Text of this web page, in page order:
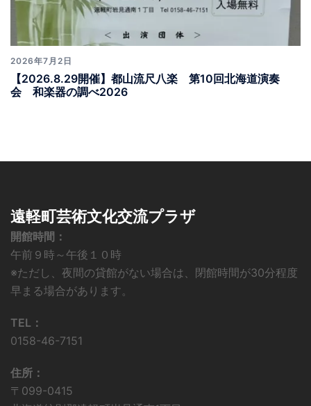
2026年7月2日
【2026.8.29開催】都山流尺八楽 第10回北海道演奏
会 和楽器の調べ2026
遠軽町芸術文化交流プラザ
開館時間：
午前９時～午後１０時
※ただし、夜間の貸館がない場合は、閉館時間が30分程度
早まる場合があります。
TEL：
0158-46-7151
住所：
〒099-0415